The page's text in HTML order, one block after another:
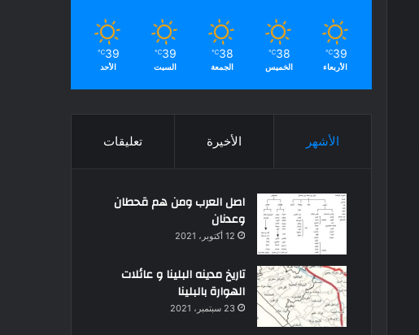
39
℃
الأربعاء
38
℃
الخميس
38
℃
الجمعة
39
℃
السبت
39
℃
الأحد
الأشهر الأخيرة تعليقات
اصل العرب ومن هم قحطان
وعدنان
12 أكتوبر، 2021
تاريخ مدينه البلينا و عائلات
الهوارة بالبلينا
23 سبتمبر، 2021